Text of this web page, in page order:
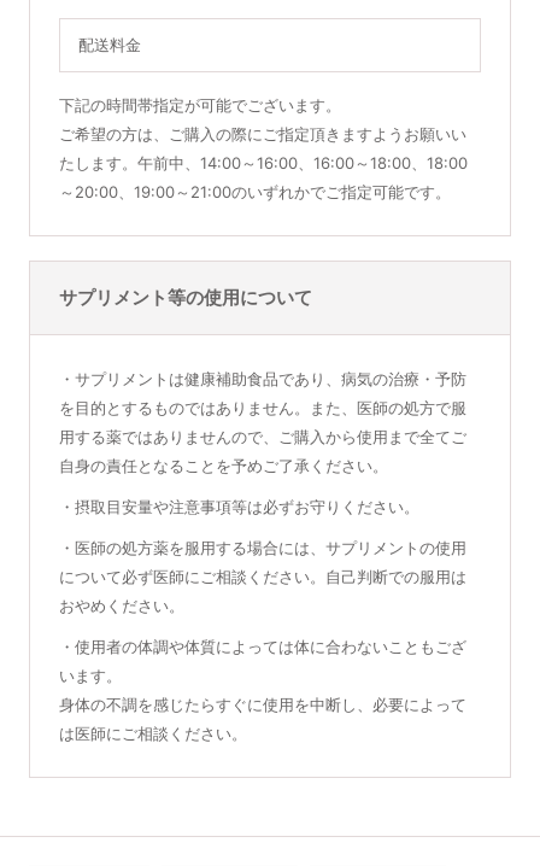
配送料金
下記の時間帯指定が可能でございます。
ご希望の方は、ご購入の際にご指定頂きますようお願いい
たします。午前中、14:00～16:00、16:00～18:00、18:00
～20:00、19:00～21:00のいずれかでご指定可能です。
サプリメント等の使用について
・サプリメントは健康補助食品であり、病気の治療・予防
を目的とするものではありません。また、医師の処方で服
用する薬ではありませんので、ご購入から使用まで全てご
自身の責任となることを予めご了承ください。
・摂取目安量や注意事項等は必ずお守りください。
・医師の処方薬を服用する場合には、サプリメントの使用
について必ず医師にご相談ください。自己判断での服用は
おやめください。
・使用者の体調や体質によっては体に合わないこともござ
います。
身体の不調を感じたらすぐに使用を中断し、必要によって
は医師にご相談ください。